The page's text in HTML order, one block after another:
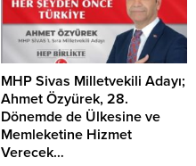
MHP Sivas Milletvekili Adayı;
Ahmet Özyürek, 28.
Dönemde de Ülkesine ve
Memleketine Hizmet
Verecek…